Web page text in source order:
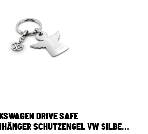
von 5 von 5 Sternen
DRIVE SAFE
SCHUTZENGEL VW SILBER,